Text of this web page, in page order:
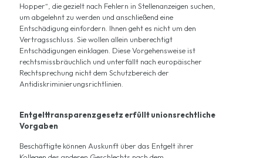
Hopper“, die gezielt nach Fehlern in Stellenanzeigen suchen,
um abgelehnt zu werden und anschließend eine
Entschädigung einfordern. Ihnen geht es nicht um den
Vertragsschluss. Sie wollen allein unberechtigt
Entschädigungen einklagen. Diese Vorgehensweise ist
rechtsmissbräuchlich und unterfällt nach europäischer
Rechtsprechung nicht dem Schutzbereich der
Antidiskriminierungsrichtlinien.
Entgelttransparenzgesetz erfüllt unionsrechtliche
Vorgaben
Beschäftigte können Auskunft über das Entgelt ihrer